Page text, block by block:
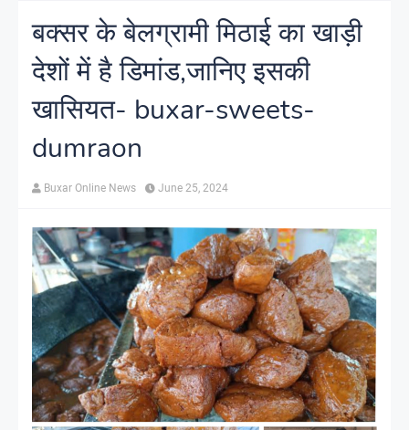
बक्सर के बेलग्रामी मिठाई का खाड़ी
देशों में है डिमांड,जानिए इसकी
खासियत- buxar-sweets-
dumraon
Buxar Online News June 25, 2024